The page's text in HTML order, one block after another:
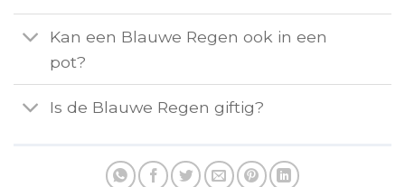
Kan een Blauwe Regen ook in een
pot?
Is de Blauwe Regen giftig?